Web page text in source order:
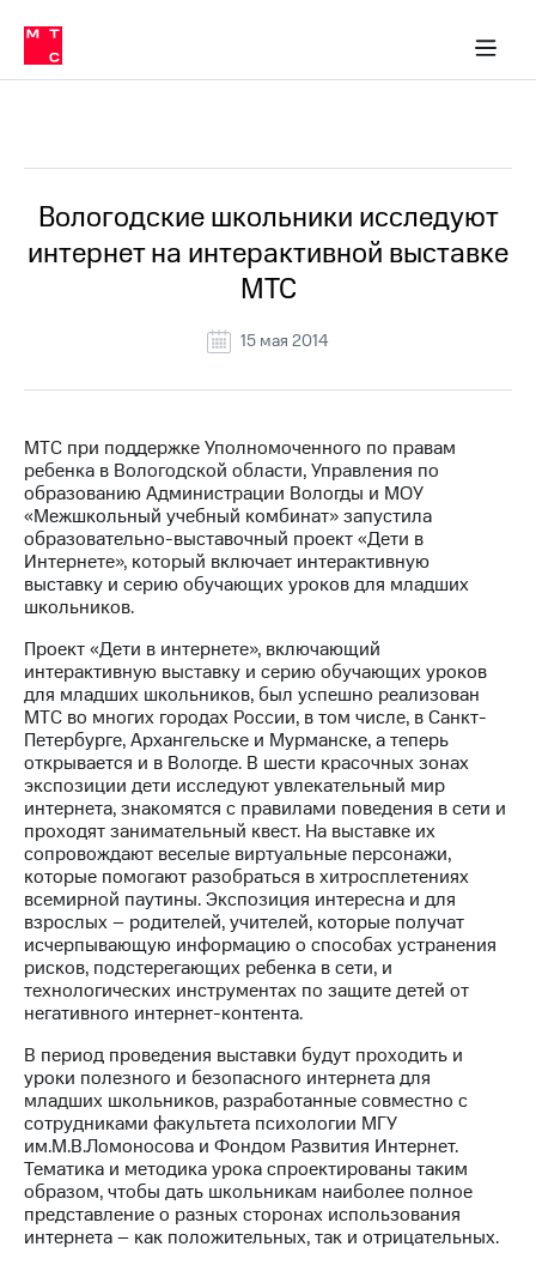
Медиа-центр
и акционерам
Устойчивое развитие
Комплаенс и деловая этика
компании
Карьера
История
компании
Пресс-
релизы
МТС
о технологиях
Достижения
Интервью
Финансовая
отчетность
Контакты
Новости
в
регионе
и акционерам
Корпоративное
управление
Корпоративный
секретарь
Раскрытие
Информация
акционерам
Документы
ПАО
"МТС"
Собрания
акционеров
Личный
кабинет
в МТС
Пресс-
релизы
Вологодские школьники исследуют
интернет на интерактивной выставке
МТС
15 мая 2014
МТС при поддержке Уполномоченного по правам
ребенка в Вологодской области, Управления по
образованию Администрации Вологды и МОУ
«Межшкольный учебный комбинат» запустила
образовательно-выставочный проект «Дети в
Интернете», который включает интерактивную
выставку и серию обучающих уроков для младших
школьников.
Проект «Дети в интернете», включающий
интерактивную выставку и серию обучающих уроков
для младших школьников, был успешно реализован
МТС во многих городах России, в том числе, в Санкт-
Петербурге, Архангельске и Мурманске, а теперь
открывается и в Вологде. В шести красочных зонах
экспозиции дети исследуют увлекательный мир
интернета, знакомятся с правилами поведения в сети и
проходят занимательный квест. На выставке их
сопровождают веселые виртуальные персонажи,
которые помогают разобраться в хитросплетениях
всемирной паутины. Экспозиция интересна и для
взрослых – родителей, учителей, которые получат
исчерпывающую информацию о способах устранения
рисков, подстерегающих ребенка в сети, и
технологических инструментах по защите детей от
негативного интернет-контента.
В период проведения выставки будут проходить и
уроки полезного и безопасного интернета для
младших школьников, разработанные совместно с
сотрудниками факультета психологии МГУ
им.М.В.Ломоносова и Фондом Развития Интернет.
Тематика и методика урока спроектированы таким
образом, чтобы дать школьникам наиболее полное
представление о разных сторонах использования
интернета – как положительных, так и отрицательных.